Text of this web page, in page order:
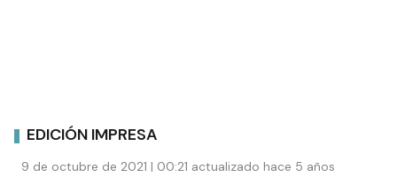
EDICIÓN IMPRESA
9 de octubre de 2021 | 00:21 actualizado hace 5 años